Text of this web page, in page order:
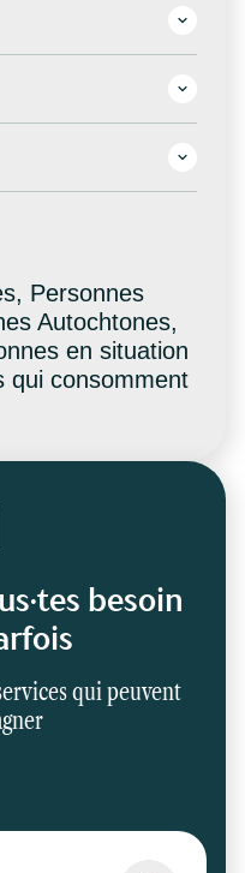
Personnes
Autochtones,
en situation
qui consomment
besoin
qui peuvent